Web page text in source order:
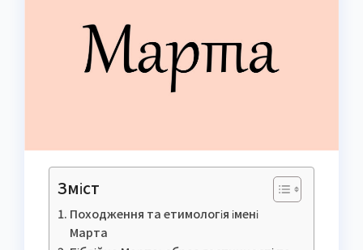
Зміст
Походження та етимологія імені
Марта